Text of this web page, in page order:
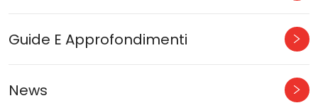
Guide E Approfondimenti
News